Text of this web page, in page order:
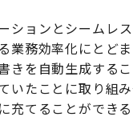
ョンとシームレ
業務効率化にとどま
きを自動生成する
いたことに取り組
充てることができる